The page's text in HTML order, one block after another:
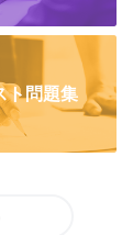
ト問題集